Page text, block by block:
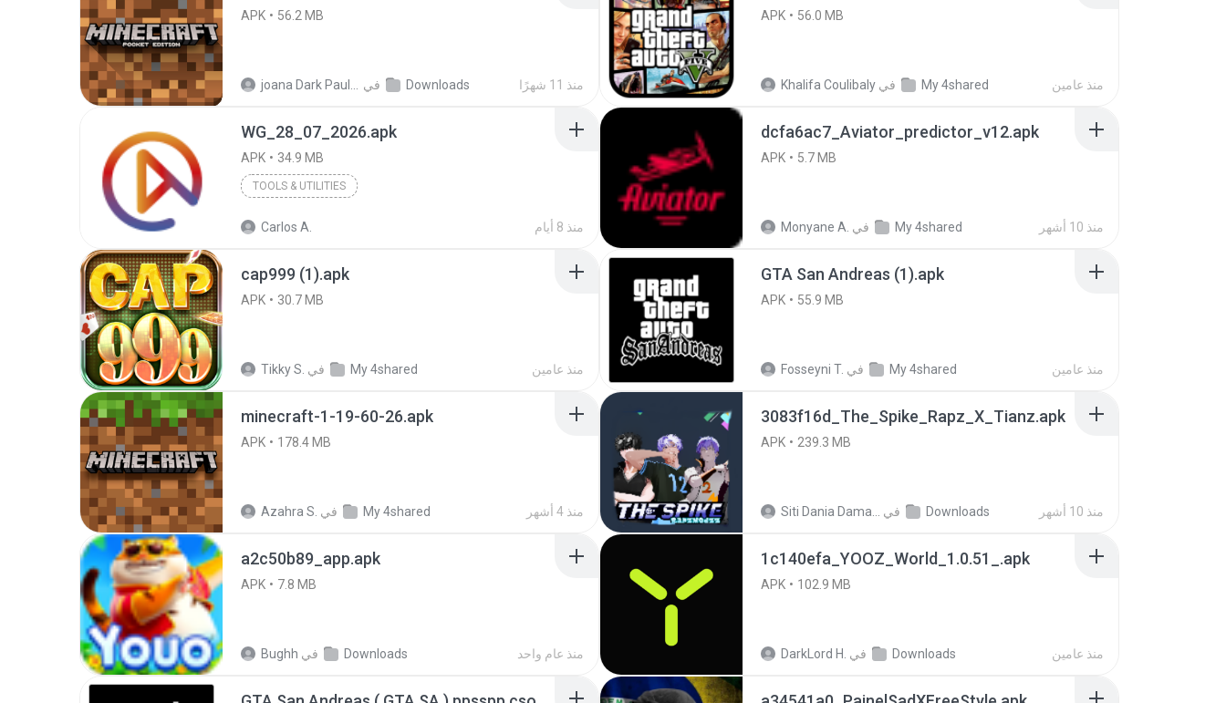
APK 56.2 MB
في Downloads منذ 11 شهرًا
APK 56.0 MB
Khalifa Coulibaly في My 4shared منذ عامين
WG_28_07_2026.apk
APK 34.9 MB
TOOLS & UTILITIES
Carlos A. منذ 8 أيام
dcfa6ac7_Aviator_predictor_v12.apk
APK 5.7 MB
Monyane A. في My 4shared منذ 10 أشهر
cap999 (1).apk
APK 30.7 MB
Tikky S. في My 4shared منذ عامين
GTA San Andreas (1).apk
APK 55.9 MB
Fosseyni T. في My 4shared منذ عامين
minecraft-1-19-60-26.apk
APK 178.4 MB
Azahra S. في My 4shared منذ 4 أشهر
3083f16d_The_Spike_Rapz_X_Tianz.apk
APK 239.3 MB
في Downloads منذ 10 أشهر
a2c50b89_app.apk
APK 7.8 MB
Bughh في Downloads منذ عام واحد
1c140efa_YOOZ_World_1.0.51_.apk
APK 102.9 MB
DarkLord H. في Downloads منذ عامين